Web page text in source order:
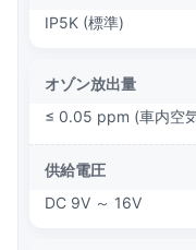
IP5K (標準)
オゾン放出量
≤ 0.05 ppm (車内空
供給電圧
DC 9V ～ 16V